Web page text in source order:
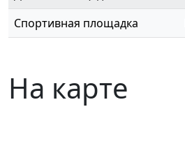
Спортивная площадка
На карте